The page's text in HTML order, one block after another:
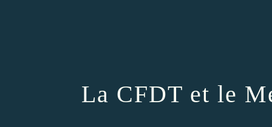
La CFDT et le